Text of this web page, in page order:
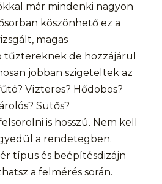
már mindenki nagyon
köszönhető ez a
magas
tűztereknek de hozzájárul
jobban szigeteltek az
Vízteres? Hődobos?
Sütős?
is hosszú. Nem kell
a rendetegben.
típus és beépítésdizájn
a felmérés során.